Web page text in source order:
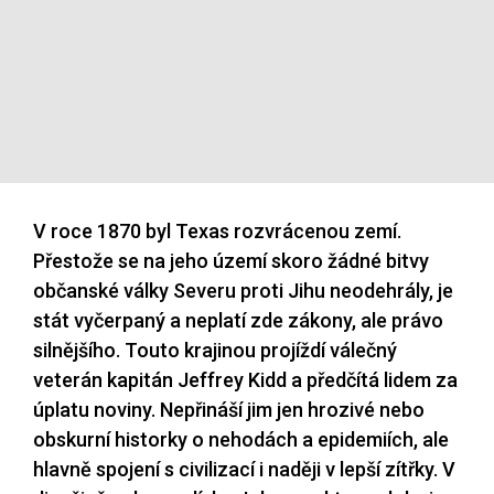
V roce 1870 byl Texas rozvrácenou zemí.
Přestože se na jeho území skoro žádné bitvy
občanské války Severu proti Jihu neodehrály, je
stát vyčerpaný a neplatí zde zákony, ale právo
silnějšího. Touto krajinou projíždí válečný
veterán kapitán Jeffrey Kidd a předčítá lidem za
úplatu noviny. Nepřináší jim jen hrozivé nebo
obskurní historky o nehodách a epidemiích, ale
hlavně spojení s civilizací i naději v lepší zítřky. V